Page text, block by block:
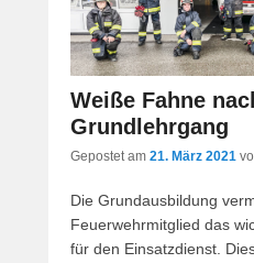
Weiße Fahne
Grundlehrgang
Gepostet am 21. März 2021
Die Grundausbildung
Feuerwehrmitglied das
für den Einsatzdienst.